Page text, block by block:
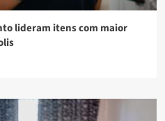
lideram itens com maior